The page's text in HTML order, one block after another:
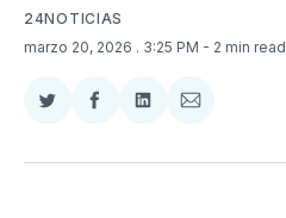
24NOTICIAS
marzo 20, 2026 . 3:25 PM - 2 min read
Compartir
Twitter
Compartir
Facebook
Compartir
LinkedIn
Compartir
Email